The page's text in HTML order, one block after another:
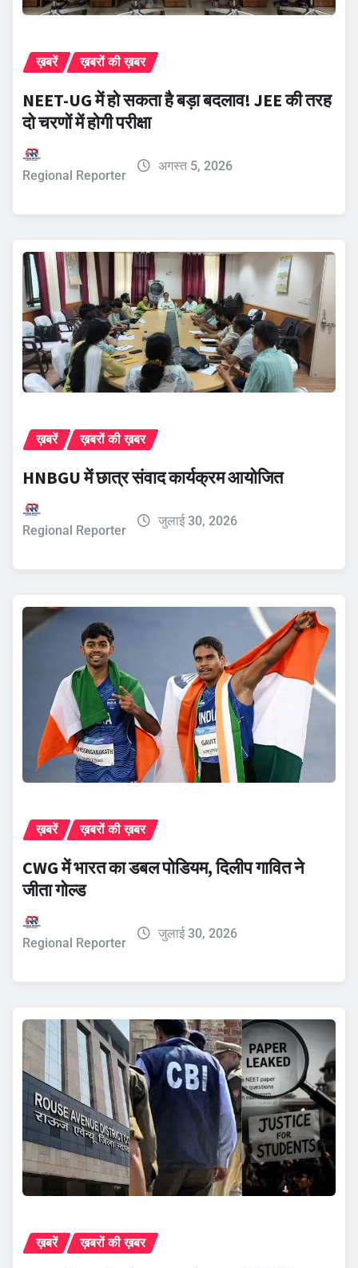
ख़बरें ख़बरों की ख़बर
NEET-UG में हो सकता है बड़ा बदलाव! JEE की तरह
दो चरणों में होगी परीक्षा
Regional Reporter
अगस्त 5, 2026
ख़बरें ख़बरों की ख़बर
HNBGU में छात्र संवाद कार्यक्रम आयोजित
Regional Reporter
जुलाई 30, 2026
ख़बरें ख़बरों की ख़बर
CWG में भारत का डबल पोडियम, दिलीप गावित ने
जीता गोल्ड
Regional Reporter
जुलाई 30, 2026
ख़बरें ख़बरों की ख़बर